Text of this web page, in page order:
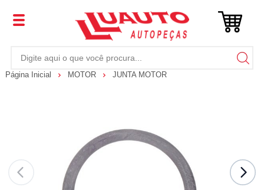
Página Inicial MOTOR JUNTA MOTOR